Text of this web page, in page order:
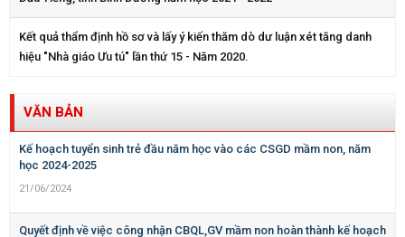
Kết quả thẩm định hồ sơ và lấy ý kiến thăm dò dư luận xét tăng danh
hiệu "Nhà giáo Ưu tú" lần thứ 15 - Năm 2020.
VĂN BẢN
Kế hoạch tuyển sinh trẻ đầu năm học vào các CSGD mầm non, năm
học 2024-2025
21/06/2024
Quyết định về việc công nhận CBQL,GV mầm non hoàn thành kế hoạch